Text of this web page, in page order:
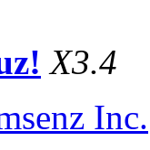
X3.4
Inc.